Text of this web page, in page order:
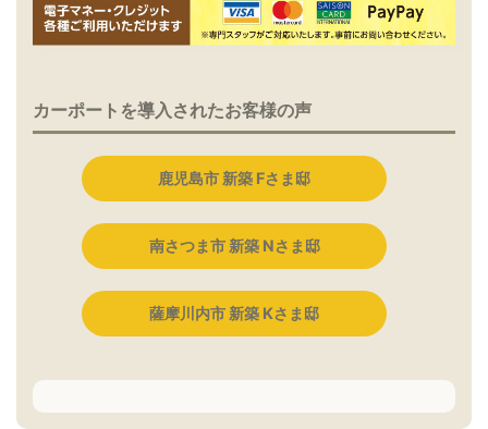
カーポートを導入されたお客様の声
鹿児島市 新築 Fさま邸
南さつま市 新築 Nさま邸
薩摩川内市 新築 Kさま邸